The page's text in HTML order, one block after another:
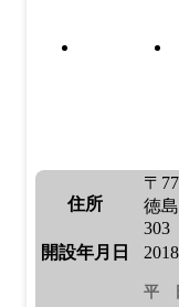
住所
〒
徳
303
開設年月日
平